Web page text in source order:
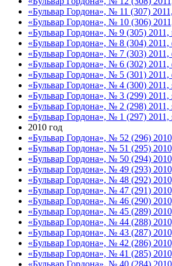
«Бульвар Гордона», № 11 (307)
«Бульвар Гордона», № 10 (306)
«Бульвар Гордона», № 9 (305) 2011,
«Бульвар Гордона», № 8 (304) 2011,
«Бульвар Гордона», № 7 (303) 2011,
«Бульвар Гордона», № 6 (302) 2011,
«Бульвар Гордона», № 5 (301) 2011,
«Бульвар Гордона», № 4 (300) 2011,
«Бульвар Гордона», № 3 (299) 2011,
«Бульвар Гордона», № 2 (298) 2011,
«Бульвар Гордона», № 1 (297) 2011,
2010 год
«Бульвар Гордона», № 52 (296)
«Бульвар Гордона», № 51 (295)
«Бульвар Гордона», № 50 (294)
«Бульвар Гордона», № 49 (293)
«Бульвар Гордона», № 48 (292)
«Бульвар Гордона», № 47 (291)
«Бульвар Гордона», № 46 (290)
«Бульвар Гордона», № 45 (289)
«Бульвар Гордона», № 44 (288)
«Бульвар Гордона», № 43 (287)
«Бульвар Гордона», № 42 (286)
«Бульвар Гордона», № 41 (285)
«Бульвар Гордона», № 40 (284)